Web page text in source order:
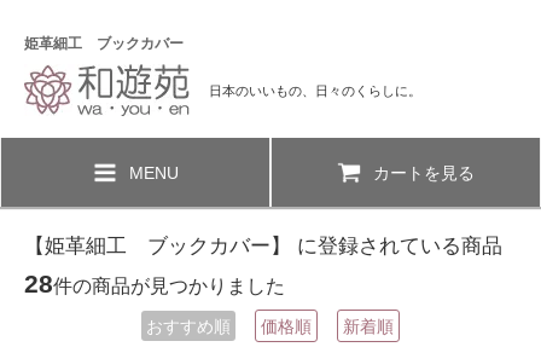
姫革細工 ブックカバー
日本のいいもの、日々のくらしに。
MENU カートを見る
【姫革細工 ブックカバー】 に登録されている商品
28件の商品が見つかりました
おすすめ順 価格順 新着順